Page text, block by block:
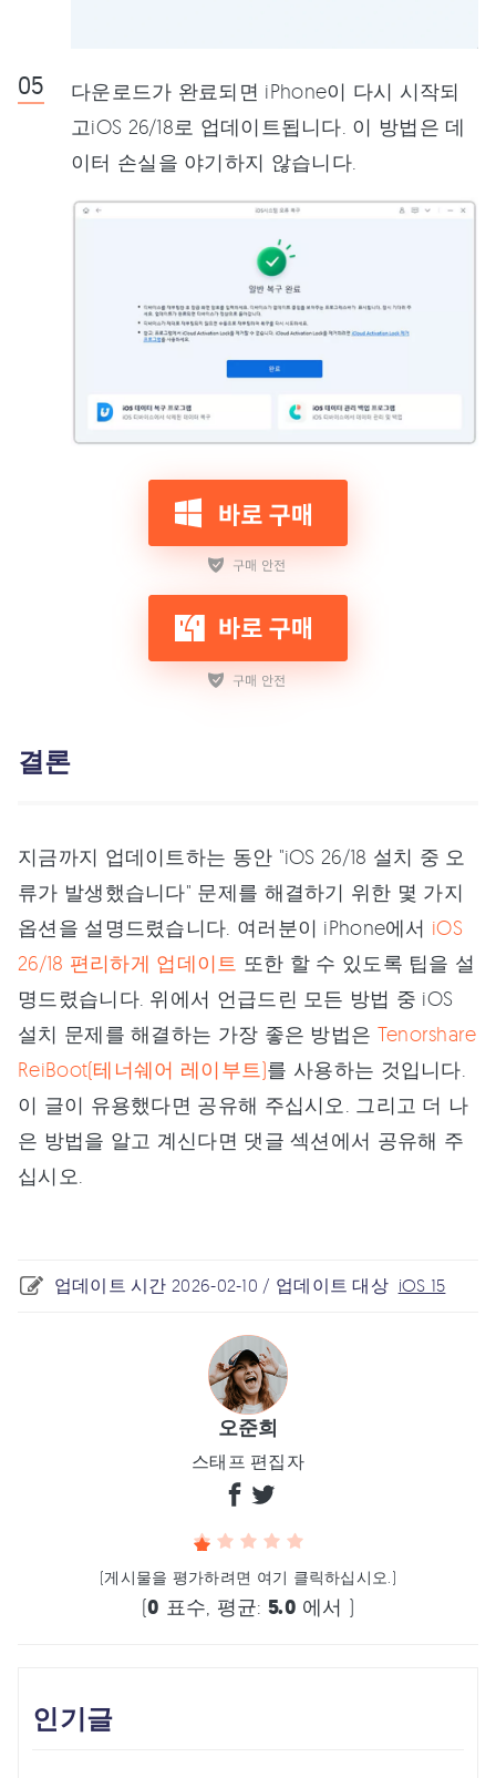
다운로드가 완료되면 iPhone이 다시 시작되
고iOS 26/18로 업데이트됩니다. 이 방법은 데
이터 손실을 야기하지 않습니다.
결론
지금까지 업데이트하는 동안 "iOS 26/18 설치 중 오
류가 발생했습니다" 문제를 해결하기 위한 몇 가지
옵션을 설명드렸습니다. 여러분이 iPhone에서 iOS
26/18 편리하게 업데이트 또한 할 수 있도록 팁을 설
명드렸습니다. 위에서 언급드린 모든 방법 중 iOS
설치 문제를 해결하는 가장 좋은 방법은 Tenorshare
ReiBoot(테너쉐어 레이부트)를 사용하는 것입니다.
이 글이 유용했다면 공유해 주십시오. 그리고 더 나
은 방법을 알고 계신다면 댓글 섹션에서 공유해 주
십시오.
업데이트 시간 2026-02-10 / 업데이트 대상 iOS 15
오준희
스태프 편집자
(게시물을 평가하려면 여기 클릭하십시오.)
(0 표수, 평균: 5.0 에서 )
인기글